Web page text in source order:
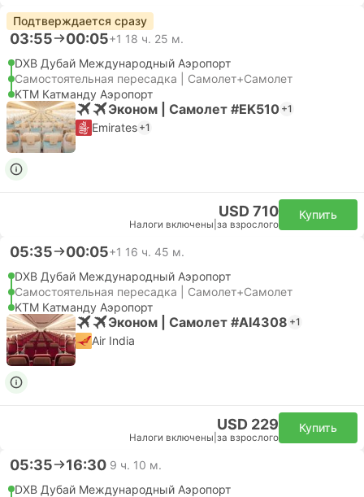
Подтверждается сразу
03:55 00:05+1 18 ч. 25 м.
DXB Дубай Международный Аэропорт
Самостоятельная пересадка | Самолет+Самолет
KTM Катманду Аэропорт
Эконом | Самолет #EK510 +1
Emirates +1
USD 710
Налоги включены за взрослого
Купить
05:35 00:05+1 16 ч. 45 м.
DXB Дубай Международный Аэропорт
Самостоятельная пересадка | Самолет+Самолет
KTM Катманду Аэропорт
Эконом | Самолет #AI4308 +1
Air India
USD 229
Налоги включены за взрослого
Купить
05:35 16:30 9 ч. 10 м.
DXB Дубай Международный Аэропорт